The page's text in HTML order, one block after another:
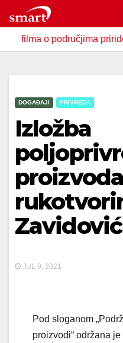
to
content
o područjima priride koja
DOGAĐAJI PRIVREDA
Izložba
JUL 9, 2021
Pod sloganom
proizvodi“ održana